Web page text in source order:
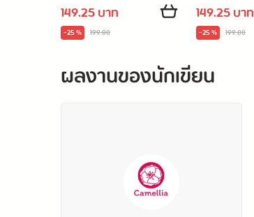
149.25 บาท
-25 % 199.00
149.25 บาท
-25 % 199.00
ผลงานของนักเขียน